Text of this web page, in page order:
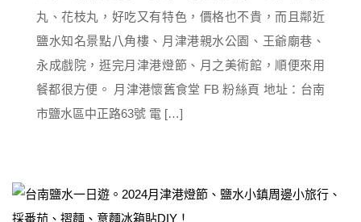
丸、花枝丸，好吃又有特色，價格也不貴，而且鄰近
鹽水知名景點八角樓、月津港親水公園、王爺廟巷、
永成戲院，逛完月津港燈節、月之美術館，順便來用
餐都很方便。 月津港懷舊食堂 FB 粉絲頁 地址：台南
市鹽水區中正路63號 電 […]